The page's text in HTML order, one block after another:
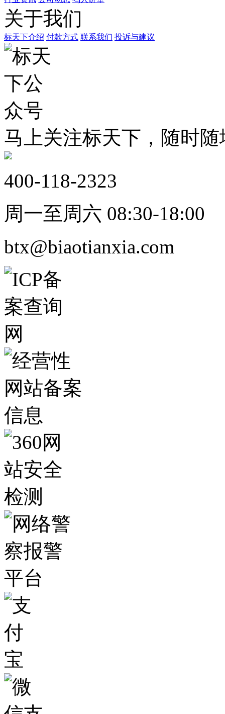
关于我们
标天下介绍 付款方式 联系我们 投诉与建议
马上关注标天下，随时
400-118-2323
周一至周六 08:30-18:00
btx@biaotianxia.com